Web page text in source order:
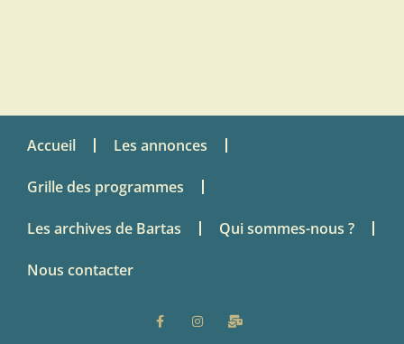
Accueil Les annonces
Grille des programmes
Les archives de Bartas Qui sommes-nous ?
Nous contacter